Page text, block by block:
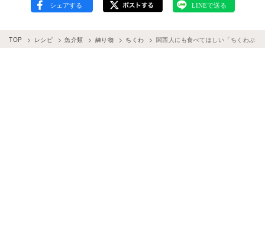
TOP レシピ 魚介類 練り物 ちくわ 関西人にも食べてほしい「ちくわぶ」